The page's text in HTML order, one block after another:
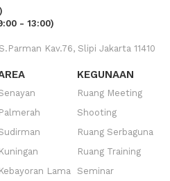
- 13:00)
Kav.76, Slipi Jakarta 11410
Palmerah
Kuningan
Kebayoran Lama
KEGUNAAN
Ruang Meeting
Shooting
Ruang Serbaguna
Ruang Training
Seminar